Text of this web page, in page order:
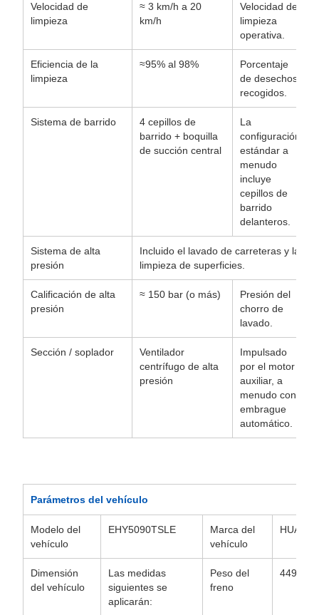
Velocidad de
limpieza
≈ 3 km/h a 20
km/h
Velocidad de
limpieza
operativa.
Eficiencia de la
limpieza
≈95% al 98%
Porcentaje
de desechos
recogidos.
Sistema de barrido
4 cepillos de
barrido + boquilla
de succión central
La
configuración
estándar a
menudo
incluye
cepillos de
barrido
delanteros.
Sistema de alta
presión
Incluido el lavado de carreteras y la
limpieza de superficies.
Calificación de alta
presión
≈ 150 bar (o más)
Presión del
chorro de
lavado.
Sección / soplador
Ventilador
centrífugo de alta
presión
Impulsado
por el motor
auxiliar, a
menudo con
embrague
automático.
Parámetros del vehículo
Modelo del
vehículo
EHY5090TSLE
Marca del
vehículo
HUAYI
Dimensión
del vehículo
Las medidas
siguientes se
aplicarán:
Peso del
freno
4495 kg